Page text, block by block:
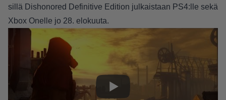
sillä Dishonored Definitive Edition julkaistaan PS4:lle sekä
Xbox Onelle jo 28. elokuuta.